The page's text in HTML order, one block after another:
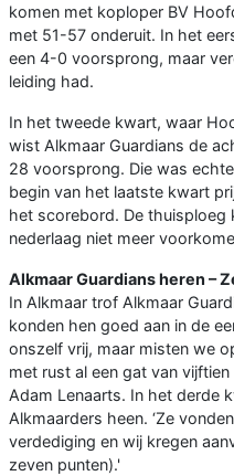
komen met koploper BV
met 51-57 onderuit. In het
een 4-0 voorsprong, maar
leiding had.
In het tweede kwart, waar
wist Alkmaar Guardians de
28 voorsprong. Die was
begin van het laatste kwart
het scorebord. De
nederlaag niet meer
Alkmaar Guardians heren –
In Alkmaar trof Alkmaar
konden hen goed aan in de
onszelf vrij, maar misten we
met rust al een gat van
Adam Lenaarts. In het derde
Alkmaarders heen. ‘Ze
verdediging en wij kregen
zeven punten).'